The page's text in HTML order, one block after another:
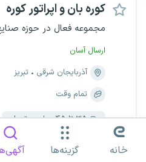
کوره بان و اپراتور کوره
مجموعه فعال در حوزه
ارسال آسان
آذربایجان شرقی
تبریز
تمام وقت
۳۵ تا ۴۵ میلیون تومان
خانه گزینه‌ها